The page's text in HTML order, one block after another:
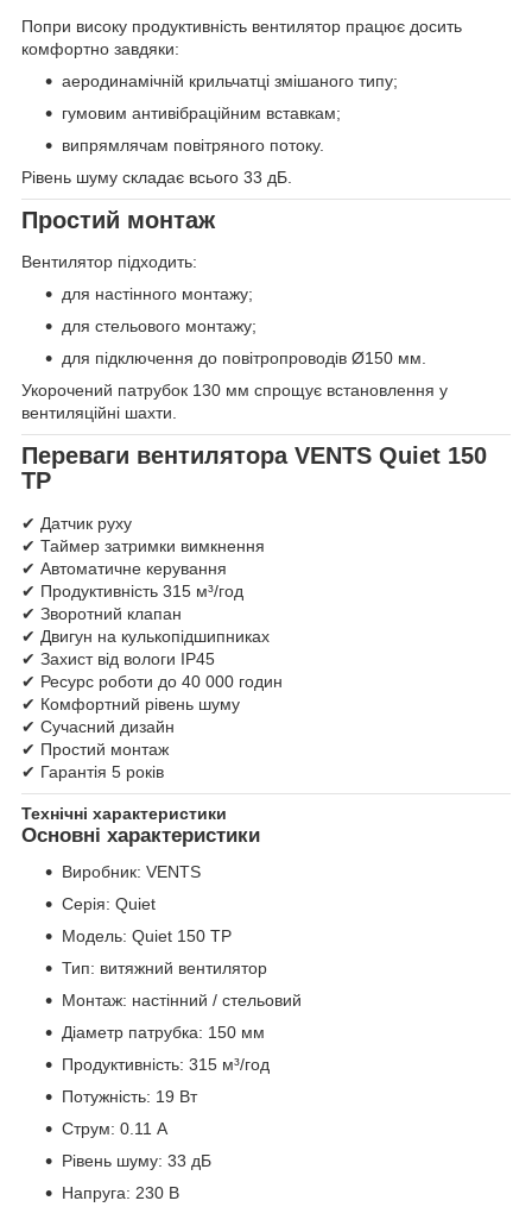
Попри високу продуктивність вентилятор працює досить
комфортно завдяки:
аеродинамічній крильчатці змішаного типу;
гумовим антивібраційним вставкам;
випрямлячам повітряного потоку.
Рівень шуму складає всього 33 дБ.
Простий монтаж
Вентилятор підходить:
для настінного монтажу;
для стельового монтажу;
для підключення до повітропроводів Ø150 мм.
Укорочений патрубок 130 мм спрощує встановлення у
вентиляційні шахти.
Переваги вентилятора VENTS Quiet 150
ТР
✔ Датчик руху
✔ Таймер затримки вимкнення
✔ Автоматичне керування
✔ Продуктивність 315 м³/год
✔ Зворотний клапан
✔ Двигун на кулькопідшипниках
✔ Захист від вологи IP45
✔ Ресурс роботи до 40 000 годин
✔ Комфортний рівень шуму
✔ Сучасний дизайн
✔ Простий монтаж
✔ Гарантія 5 років
Технічні характеристики
Основні характеристики
Виробник: VENTS
Серія: Quiet
Модель: Quiet 150 ТР
Тип: витяжний вентилятор
Монтаж: настінний / стельовий
Діаметр патрубка: 150 мм
Продуктивність: 315 м³/год
Потужність: 19 Вт
Струм: 0.11 А
Рівень шуму: 33 дБ
Напруга: 230 В